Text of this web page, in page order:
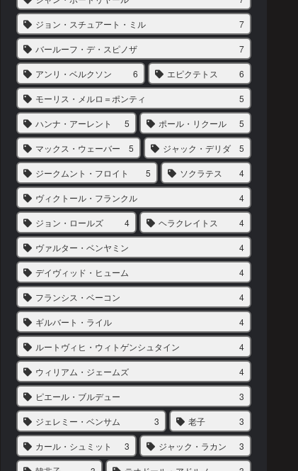
ジョン・スチュアート・ミル 7
バールーフ・デ・スピノザ 7
アンリ・ベルクソン 6 エピクテトス 6
モーリス・メルロ＝ポンティ 5
ハンナ・アーレント 5 ポール・リクール 5
マックス・ウェーバー 5 ジャック・デリダ 5
ジークムント・フロイト 5 ソクラテス 4
ヴィクトール・フランクル 4
ジョン・ロールズ 4 ヘラクレイトス 4
ヴァルター・ベンヤミン 4
デイヴィッド・ヒューム 4
フランシス・ベーコン 4
ギルバート・ライル 4
ルートヴィヒ・ウィトゲンシュタイン 4
ウィリアム・ジェームズ 4
ピエール・ブルデュー 3
ジェレミー・ベンサム 3 老子 3
カール・シュミット 3 ジャック・ラカン 3